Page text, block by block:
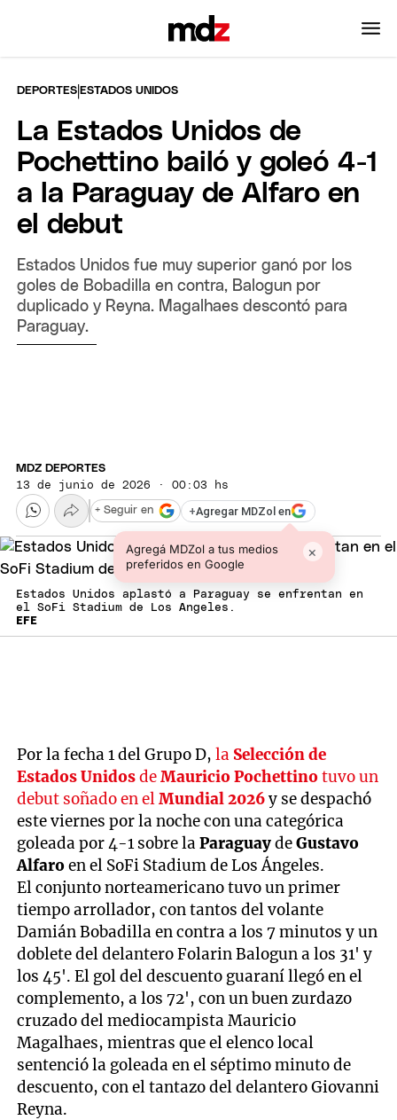
DEPORTES |ESTADOS UNIDOS
La Estados Unidos de
Pochettino bailó y goleó 4-1
a la Paraguay de Alfaro en
el debut
Estados Unidos fue muy superior ganó por los
goles de Bobadilla en contra, Balogun por
duplicado y Reyna. Magalhaes descontó para
Paraguay.
MDZ DEPORTES
13 de junio de 2026 · 00:03 hs
+Agregar MDZol en
Agregá MDZol a tus medios
preferidos en Google
×
+ Seguir en
Estados Unidos aplastó a Paraguay se enfrentan en
el SoFi Stadium de Los Angeles.
EFE
Por la fecha 1 del Grupo D,la Selección de
Estados UnidosdeMauricio Pochettinotuvo un
debut soñado en elMundial 2026y se despachó
este viernes por la noche con una categórica
goleada por 4-1 sobre laParaguaydeGustavo
Alfaroen el SoFi Stadium de Los Ángeles.
El conjunto norteamericano tuvo un primer
tiempo arrollador, con tantos del volante
Damián Bobadilla en contra a los 7 minutos y un
doblete del delantero Folarin Balogun a los 31' y
los 45'. El gol del descuento guaraní llegó en el
complemento, a los 72', con un buen zurdazo
cruzado del mediocampista Mauricio
Magalhaes, mientras que el elenco local
sentenció la goleada en el séptimo minuto de
descuento, con el tantazo del delantero Giovanni
Reyna.